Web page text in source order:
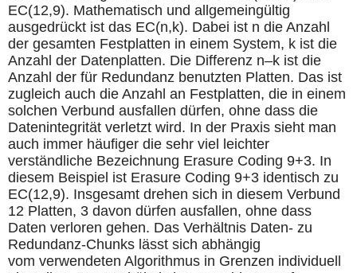
EC(12,9). Mathematisch und allgemeingültig
ausgedrückt ist das EC(n,k). Dabei ist n die Anzahl
der gesamten Festplatten in einem System, k ist die
Anzahl der Datenplatten. Die Differenz n–k ist die
Anzahl der für Redundanz benutzten Platten. Das ist
zugleich auch die Anzahl an Festplatten, die in einem
solchen Verbund ausfallen dürfen, ohne dass die
Datenintegrität verletzt wird. In der Praxis sieht man
auch immer häufiger die sehr viel leichter
verständliche Bezeichnung Erasure Coding 9+3. In
diesem Beispiel ist Erasure Coding 9+3 identisch zu
EC(12,9). Insgesamt drehen sich in diesem Verbund
12 Platten, 3 davon dürfen ausfallen, ohne dass
Daten verloren gehen. Das Verhältnis Daten- zu
Redundanz-Chunks lässt sich abhängig
vom verwendeten Algorithmus in Grenzen individuell